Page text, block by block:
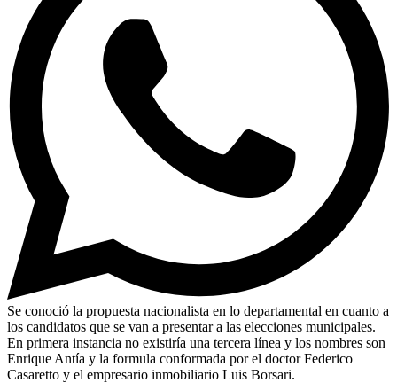
Se conoció la propuesta nacionalista en lo departamental en cuanto a
los candidatos que se van a presentar a las elecciones municipales.
En primera instancia no existiría una tercera línea y los nombres son
Enrique Antía y la formula conformada por el doctor Federico
Casaretto y el empresario inmobiliario Luis Borsari.